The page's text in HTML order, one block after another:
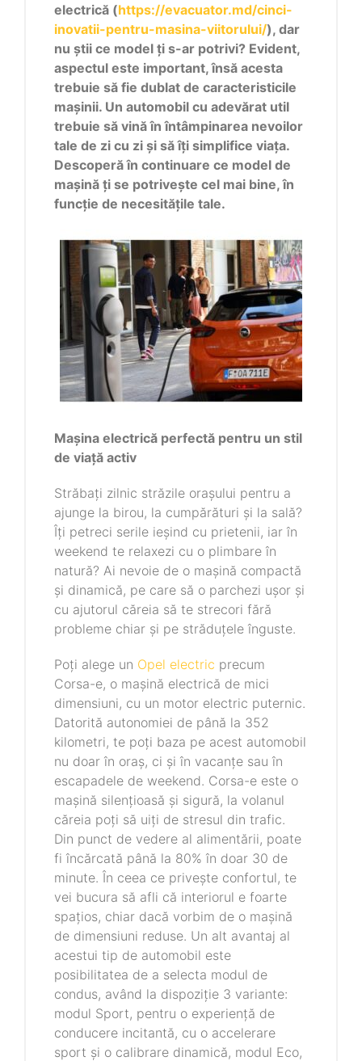
electrică (https://evacuator.md/cinci-
inovatii-pentru-masina-viitorului/), dar
nu știi ce model ți s-ar potrivi? Evident,
aspectul este important, însă acesta
trebuie să fie dublat de caracteristicile
mașinii. Un automobil cu adevărat util
trebuie să vină în întâmpinarea nevoilor
tale de zi cu zi și să îți simplifice viața.
Descoperă în continuare ce model de
mașină ți se potrivește cel mai bine, în
funcție de necesitățile tale.
Mașina electrică perfectă pentru un stil
de viață activ
Străbați zilnic străzile orașului pentru a
ajunge la birou, la cumpărături și la sală?
Îți petreci serile ieșind cu prietenii, iar în
weekend te relaxezi cu o plimbare în
natură? Ai nevoie de o mașină compactă
și dinamică, pe care să o parchezi ușor și
cu ajutorul căreia să te strecori fără
probleme chiar și pe străduțele înguste.
Poți alege un Opel electric precum
Corsa-e, o mașină electrică de mici
dimensiuni, cu un motor electric puternic.
Datorită autonomiei de până la 352
kilometri, te poți baza pe acest automobil
nu doar în oraș, ci și în vacanțe sau în
escapadele de weekend. Corsa-e este o
mașină silențioasă și sigură, la volanul
căreia poți să uiți de stresul din trafic.
Din punct de vedere al alimentării, poate
fi încărcată până la 80% în doar 30 de
minute. În ceea ce privește confortul, te
vei bucura să afli că interiorul e foarte
spațios, chiar dacă vorbim de o mașină
de dimensiuni reduse. Un alt avantaj al
acestui tip de automobil este
posibilitatea de a selecta modul de
condus, având la dispoziție 3 variante:
modul Sport, pentru o experiență de
conducere incitantă, cu o accelerare
sport și o calibrare dinamică, modul Eco,